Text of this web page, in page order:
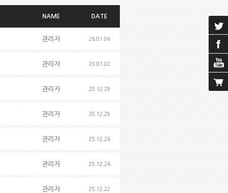
NAME DATE
관리자 26.01.06
관리자 26.01.02
관리자 25.12.29
관리자 25.12.29
관리자 25.12.26
관리자 25.12.24
관리자 25.12.22